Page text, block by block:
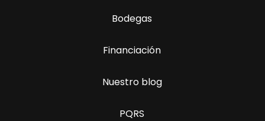
Bodegas
Financiación
Nuestro blog
PQRS